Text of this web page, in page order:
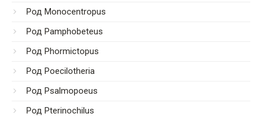
Род Monocentropus
Род Pamphobeteus
Род Phormictopus
Род Poecilotheria
Род Psalmopoeus
Род Pterinochilus